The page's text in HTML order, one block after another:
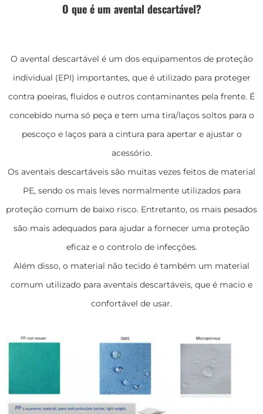
O que é um avental descartável?
O avental descartável é um dos equipamentos de proteção
individual (EPI) importantes, que é utilizado para proteger
contra poeiras, fluidos e outros contaminantes pela frente. É
concebido numa só peça e tem uma tira/laços soltos para o
pescoço e laços para a cintura para apertar e ajustar o
acessório.
Os aventais descartáveis são muitas vezes feitos de material
PE, sendo os mais leves normalmente utilizados para
proteção comum de baixo risco. Entretanto, os mais pesados
são mais adequados para ajudar a fornecer uma proteção
eficaz e o controlo de infecções.
Além disso, o material não tecido é também um material
comum utilizado para aventais descartáveis, que é macio e
confortável de usar.